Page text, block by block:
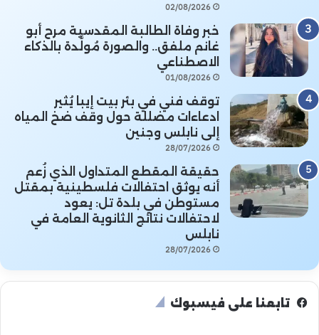
02/08/2026
خبر وفاة الطالبة المقدسية مرح أبو
غانم ملفق.. والصورة مُولَّدة بالذكاء
الاصطناعي
01/08/2026
توقف فني في بئر بيت إيبا يُثير
ادعاءات مضللة حول وقف ضخ المياه
إلى نابلس وجنين
28/07/2026
حقيقة المقطع المتداول الذي زُعم
أنه يوثق احتفالات فلسطينية بمقتل
مستوطن في بلدة تل: يعود
لاحتفالات نتائج الثانوية العامة في
نابلس
28/07/2026
تابعنا على فيسبوك